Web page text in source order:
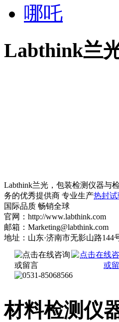
哪吒
Labthink兰
Labthink兰光，包装检测仪器与
务的优秀提供商 专业生产热封试
国际品质 畅销全球
官网：http://www.labthink.com
邮箱：Marketing@labthink.com
地址：山东·济南市无影山路144
材料检测仪